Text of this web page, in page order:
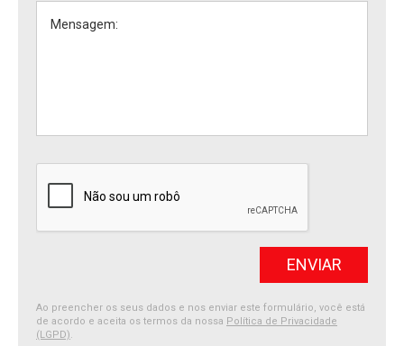
Ao preencher os seus dados e nos enviar este formulário, você está
de acordo e aceita os termos da nossa Política de Privacidade
(LGPD).